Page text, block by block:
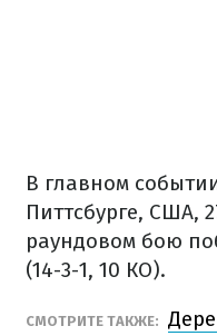
В главном
Питтсбурге, США,
раундовом бою
(14-3-1, 10 КО).
СМОТРИТЕ ТАКЖЕ: